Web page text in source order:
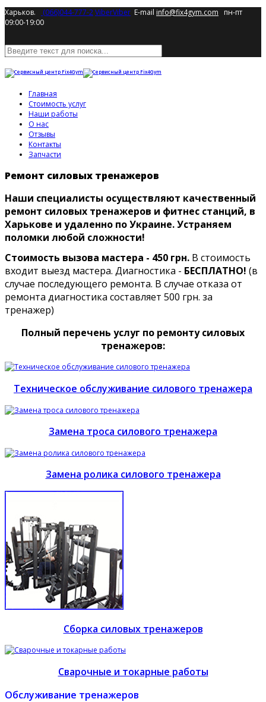
Харьков. (066)044-777-2ViberViber E-mail info@fix4gym.com пн-пт
09:00-19:00
Главная
Стоимость услуг
Наши работы
О нас
Отзывы
Контакты
Запчасти
Ремонт силовых тренажеров
Наши специалисты осуществляют качественный
ремонт силовых тренажеров и фитнес станций, в
Харькове и удаленно по Украине. Устраняем
поломки любой сложности!
Стоимость вызова мастера - 450 грн. В стоимость
входит выезд мастера. Диагностика - БЕСПЛАТНО! (в
случае последующего ремонта. В случае отказа от
ремонта диагностика составляет 500 грн. за
тренажер)
Полный перечень услуг по ремонту силовых
тренажеров:
Техническое обслуживание силового тренажера
Замена троса силового тренажера
Замена ролика силового тренажера
Сборка силовых тренажеров
Сварочные и токарные работы
Обслуживание тренажеров